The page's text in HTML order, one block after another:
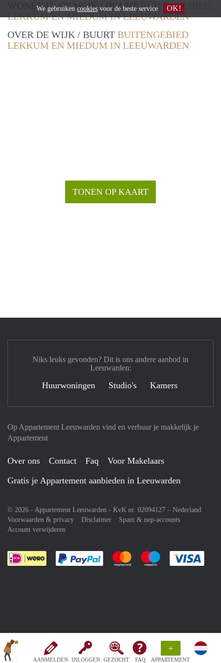
AANMELDEN INLOGGEN GEZOCHT FAQ
+
APPARTEMENT
WONEN IN DE WIJK / BUURTBUITENGEBIED
LEKKUM EN MIEDUM IN LEEUWARDEN
OVER DE WIJK / BUURT BUITENGEBIED
LEKKUM EN MIEDUM IN LEEUWARDEN
TONEN OP KAART
Op Appartement Leeuwarden vind en verhuur je makkelijk je
Appartement
Over ons Contact Faq
Voor Makelaars
Gratis je Appartement aanbieden in Leeuwarden
© 2026 - Appartement Leeuwarden - KvK nr. 02094127 – Nederland
Voorwaarden & privacy
Disclaimer
Spam & nep-accounts
Account verwijderen
Je rekent gemakkelijk af met Paypal
Je rekent gemakkelijk af met
Je rekent
Niks leuks gevonden? Dit is ons andere aanbod in
Leeuwarden:
Huurwoningen Studio's Kamers
We gebruiken cookies voor de beste service OK!